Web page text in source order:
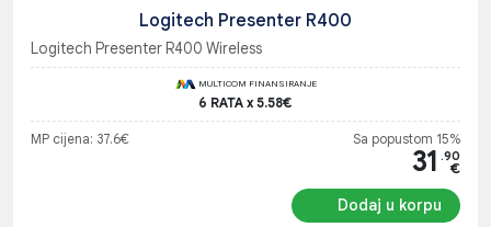
Logitech Presenter R400
Logitech Presenter R400 Wireless
MULTICOM FINANSIRANJE
6 RATA x 5.58€
MP cijena: 37.6€ Sa popustom 15%
31 .90
€
Dodaj u korpu